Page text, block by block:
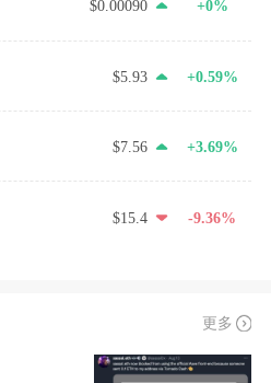
$0.00090 +0%
$5.93 +0.59%
$7.56 +3.69%
$15.4 -9.36%
更多